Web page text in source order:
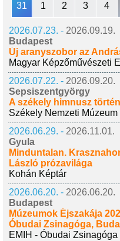
31 1 2 3 4
2026.07.23. - 2026.09.19.
Budapest
Új aranyszobor az
Magyar Képzőművészeti
2026.07.22. - 2026.09.20.
Sepsiszentgyörgy
A székely himnusz
Székely Nemzeti Múzeum
2026.06.29. - 2026.11.01.
Gyula
Minduntalan.
László prózavilága
Kohán Képtár
2026.06.20. - 2026.06.20.
Budapest
Múzeumok Éjszakája
Óbudai Zsinagóga,
EMIH - Óbudai Zsinagóga